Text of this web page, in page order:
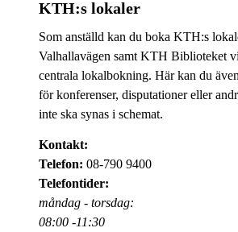
KTH:s lokaler
Som anställd kan du boka KTH:s
Valhallavägen samt KTH Biblioteket
centrala lokalbokning. Här kan du
för konferenser, disputationer eller
inte ska synas i schemat.
Kontakt:
Telefon: 08-790 9400
Telefontider:
måndag - torsdag:
08:00 -11:30